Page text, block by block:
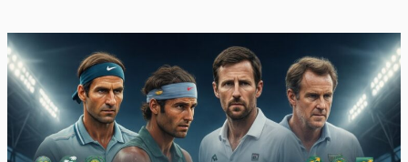
приёмы,
позиционирование
и
тайминг
для
точной
подачи